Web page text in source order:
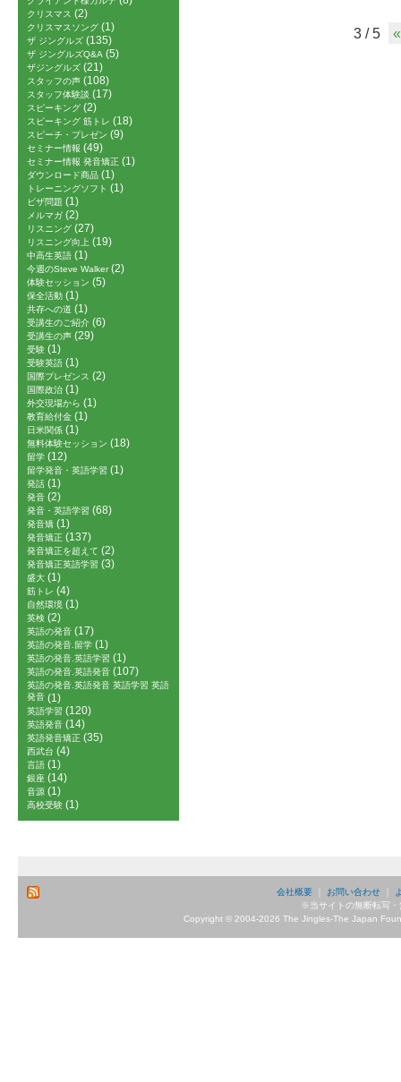
クリスマス (2)
クリスマスソング (1)
ザ ジングルズ (135)
ザ ジングルズQ&A (5)
ザジングルズ (21)
スタッフの声 (108)
スタッフ体験談 (17)
スピーキング (2)
スピーキング 筋トレ (18)
スピーチ・プレゼン (9)
セミナー情報 (49)
セミナー情報 発音矯正 (1)
ダウンロード商品 (1)
トレーニングソフト (1)
ビザ問題 (1)
メルマガ (2)
リスニング (27)
リスニング向上 (19)
中高生英語 (1)
今週のSteve Walker(2)
体験セッション (5)
保全活動 (1)
共存への道 (1)
受講生のご紹介 (6)
受講生の声 (29)
受験 (1)
受験英語 (1)
国際プレゼンス (2)
国際政治 (1)
外交現場から (1)
教育給付金 (1)
日米関係 (1)
無料体験セッション (18)
留学 (12)
留学発音・英語学習 (1)
発話 (1)
発音 (2)
発音・英語学習 (68)
発音矯 (1)
発音矯正 (137)
発音矯正を超えて (2)
発音矯正英語学習 (3)
盛大 (1)
筋トレ (4)
自然環境 (1)
英検 (2)
英語の発音 (17)
英語の発音.留学 (1)
英語の発音.英語学習 (1)
英語の発音.英語発音 (107)
英語の発音.英語発音 英語学習 英語
発音 (1)
英語学習 (120)
英語発音 (14)
英語発音矯正 (35)
西武台 (4)
言語 (1)
銀座 (14)
音源 (1)
高校受験 (1)
3 / 5 «
会社概要｜ お問い合わせ｜
※当サイトの無断転写・
Copyright © 2004-2026 The Jingles-The Japan